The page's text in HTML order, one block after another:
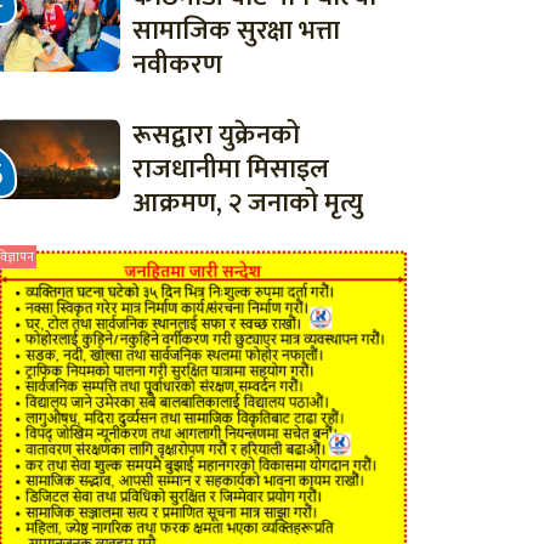
सामाजिक सुरक्षा भत्ता
नवीकरण
रूसद्वारा युक्रेनको
राजधानीमा मिसाइल
आक्रमण, २ जनाको मृत्यु